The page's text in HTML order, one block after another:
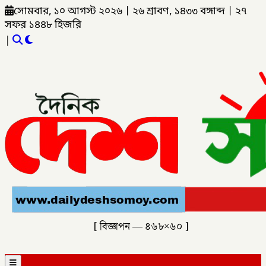
সোমবার, ১০ আগস্ট ২০২৬ ২৬ শ্রাবণ, ১৪৩৩ বঙ্গাব্দ
২৭
সফর ১৪৪৮ হিজরি
|
[ বিজ্ঞাপন — ৪৬৮×৬০ ]